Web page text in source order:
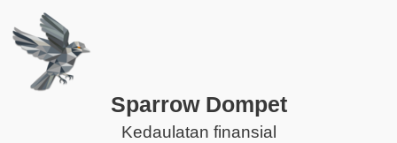
Sparrow Dompet
Kedaulatan finansial